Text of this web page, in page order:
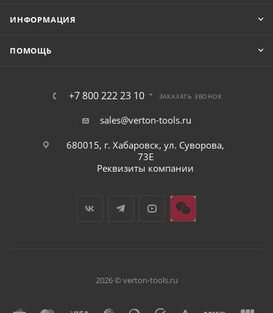
ИНФОРМАЦИЯ
ПОМОЩЬ
+7 800 222 23 10 ЗАКАЗАТЬ ЗВОНОК
sales@verton-tools.ru
680015, г. Хабаровск, ул. Суворова,
73Е
Реквизиты компании
2026 © verton-tools.ru